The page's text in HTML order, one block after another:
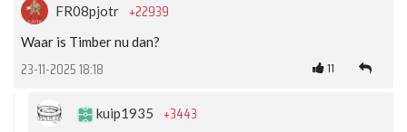
FR08pjotr +22939
Waar is Timber nu dan?
23-11-2025 18:18 11
kuip1935 +3443